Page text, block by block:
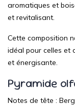
aromatiques et
et revitalisant.
Cette composition
idéal pour celles et
et énergisante.
Pyramide
Notes de tête :